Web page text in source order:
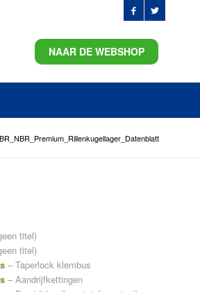
NAAR DE WEBSHOP
titel)
titel)
– Taperlock klembus
– Aandrijfkettingen